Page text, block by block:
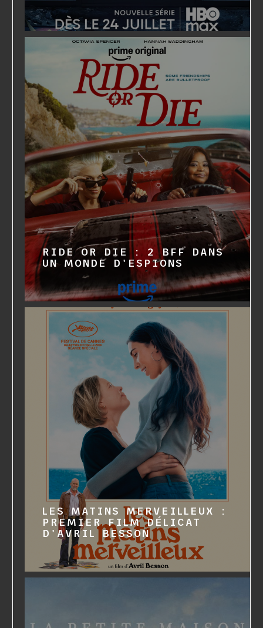
RIDE OR DIE : 2 BFF DANS
UN MONDE D'ESPIONS
LES MATINS MERVEILLEUX :
PREMIER FILM DÉLICAT
D'AVRIL BESSON